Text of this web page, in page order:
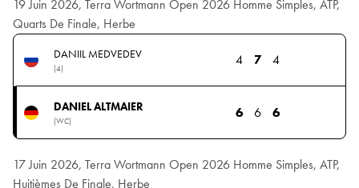
19 Juin 2026, Terra Wortmann Open 2026 Homme Simples, ATP,
Quarts De Finale, Herbe
DANIIL MEDVEDEV
(4)
4 7 4
DANIEL ALTMAIER
(WC)
6 6 6
17 Juin 2026, Terra Wortmann Open 2026 Homme Simples, ATP,
Huitièmes De Finale, Herbe